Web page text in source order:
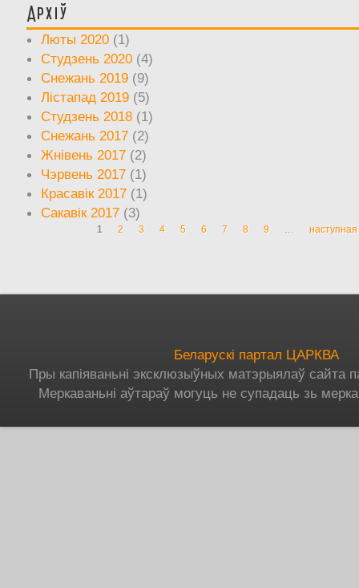
Архіў
Люты 2020 (1)
Студзень 2020 (4)
Снежань 2019 (9)
Лістапад 2019 (5)
Студзень 2018 (1)
Снежань 2017 (2)
Жнівень 2017 (2)
Чэрвень 2017 (1)
Красавік 2017 (1)
Сакавік 2017 (3)
Старонкі
1 2 3 4 5 6 7 8 9 … наступная
Беларускі партал ЦАРКВА
Пры капіяваньні эксклюзыўных матэрыялаў сайта
Меркаваньні аўтараў могуць не супадаць зь